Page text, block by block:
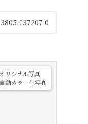
3805-037207-0
オリジナル写真
自動カラー化写真